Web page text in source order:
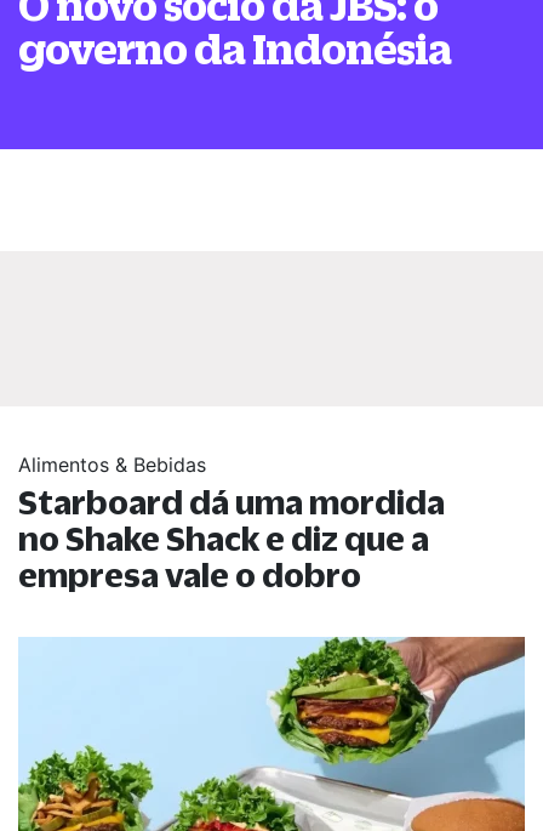
governo da Indonésia
Alimentos & Bebidas
Starboard dá uma mordida
no Shake Shack e diz que a
empresa vale o dobro